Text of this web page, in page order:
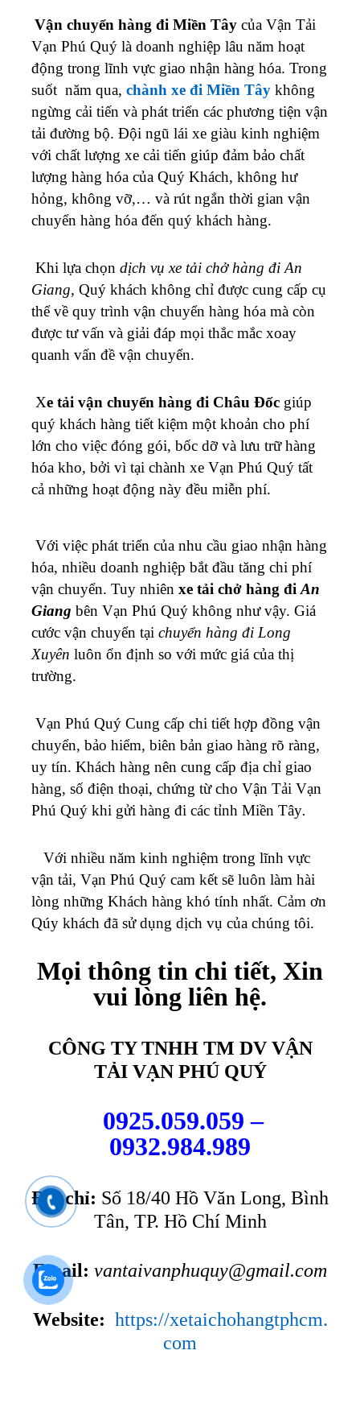
Vận chuyển hàng đi Miền Tây của Vận Tải
Vạn Phú Quý là doanh nghiệp lâu năm hoạt
động trong lĩnh vực giao nhận hàng hóa. Trong
suốt năm qua, chành xe đi Miền Tây không
ngừng cải tiến và phát triển các phương tiện vận
tải đường bộ. Đội ngũ lái xe giàu kinh nghiệm
với chất lượng xe cải tiến giúp đảm bảo chất
lượng hàng hóa của Quý Khách, không hư
hỏng, không vỡ,… và rút ngắn thời gian vận
chuyển hàng hóa đến quý khách hàng.
Khi lựa chọn dịch vụ xe tải chở hàng đi An
Giang, Quý khách không chỉ được cung cấp cụ
thể về quy trình vận chuyển hàng hóa mà còn
được tư vấn và giải đáp mọi thắc mắc xoay
quanh vấn đề vận chuyển.
Xe tải vận chuyển hàng đi Châu Đốc giúp
quý khách hàng tiết kiệm một khoản cho phí
lớn cho việc đóng gói, bốc dỡ và lưu trữ hàng
hóa kho, bởi vì tại chành xe Vạn Phú Quý tất
cả những hoạt động này đều miễn phí.
Với việc phát triển của nhu cầu giao nhận hàng
hóa, nhiều doanh nghiệp bắt đầu tăng chi phí
vận chuyển. Tuy nhiên xe tải chở hàng đi An
Giang bên Vạn Phú Quý không như vậy. Giá
cước vận chuyển tại chuyển hàng đi Long
Xuyên luôn ổn định so với mức giá của thị
trường.
Vạn Phú Quý Cung cấp chi tiết hợp đồng vận
chuyển, bảo hiểm, biên bản giao hàng rõ ràng,
uy tín. Khách hàng nên cung cấp địa chỉ giao
hàng, số điện thoại, chứng từ cho Vận Tải Vạn
Phú Quý khi gửi hàng đi các tỉnh Miền Tây.
Với nhiều năm kinh nghiệm trong lĩnh vực
vận tải, Vạn Phú Quý cam kết sẽ luôn làm hài
lòng những Khách hàng khó tính nhất. Cảm ơn
Qúy khách đã sử dụng dịch vụ của chúng tôi.
Mọi thông tin chi tiết, Xin
vui lòng liên hệ.
CÔNG TY TNHH TM DV VẬN
TẢI VẠN PHÚ QUÝ
0925.059.059 –
0932.984.989
Địa chỉ: Số 18/40 Hồ Văn Long, Bình
Tân, TP. Hồ Chí Minh
Email: vantaivanphuquy@gmail.com
Website: https://xetaichohangtphcm.
com